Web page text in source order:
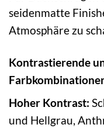
seidenmatte
Atmosphäre zu
Kontrastierende
Hoher Kontrast:
und Hellgrau,